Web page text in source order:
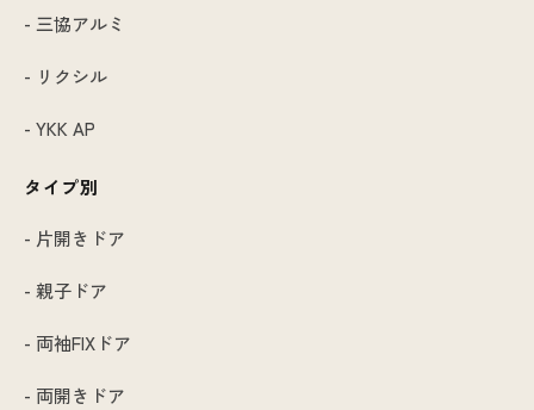
- 三協アルミ
- リクシル
- YKK AP
タイプ別
- 片開きドア
- 親子ドア
- 両袖FIXドア
- 両開きドア